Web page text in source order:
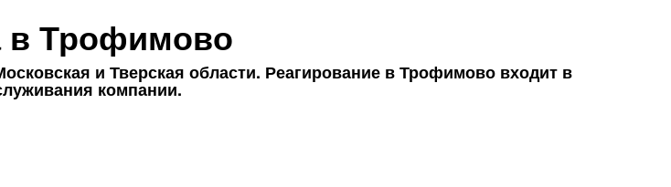
в Трофимово
и Тверская области. Реагирование в Трофимово входит в
компании.